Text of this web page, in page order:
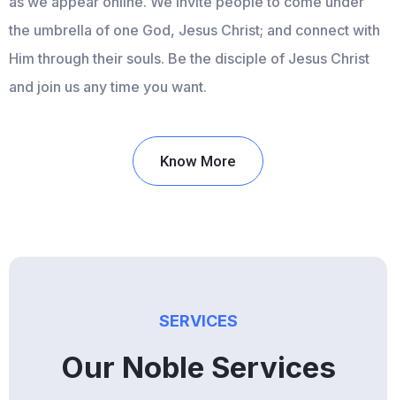
the umbrella of one God, Jesus Christ; and connect with
Him through their souls. Be the disciple of Jesus Christ
and join us any time you want.
Know More
SERVICES
Our Noble Services